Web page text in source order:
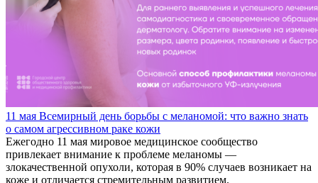
11 мая Всемирный день борьбы с меланомой: что важно знать
о самом агрессивном раке кожи
Ежегодно 11 мая мировое медицинское сообщество
привлекает внимание к проблеме меланомы —
злокачественной опухоли, которая в 90% случаев возникает на
коже и отличается стремительным развитием.